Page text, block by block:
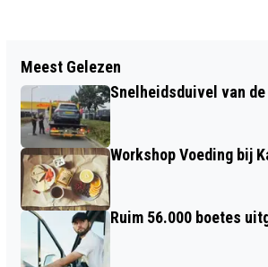
ONDERZOEK: MINDER DAN
NEDERLANDERS
NIEUWS
Meest Gelezen
Snelheidsduivel van
Workshop Voeding bij
Ruim 56.000 boetes